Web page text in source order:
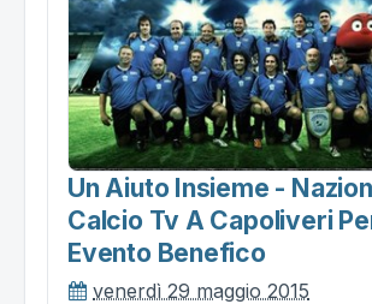
Un Aiuto Insieme -
Calcio Tv A Capoliveri
Evento Benefico
venerdì 29 maggio 2015